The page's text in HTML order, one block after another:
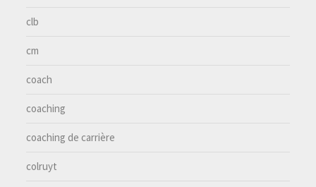
clb
cm
coach
coaching
coaching de carrière
colruyt